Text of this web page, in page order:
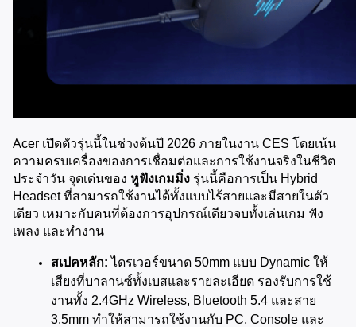
Acer เปิดตัวรุ่นนี้ในช่วงต้นปี 2026 ภายในงาน CES โดยเน้น
ความครบเครื่องของการเชื่อมต่อและการใช้งานจริงในชีวิต
ประจำวัน จุดเด่นของ หูฟังเกมมิ่ง รุ่นนี้คือการเป็น Hybrid
Headset ที่สามารถใช้งานได้ทั้งแบบไร้สายและมีสายในตัว
เดียว เหมาะกับคนที่ต้องการอุปกรณ์เดียวจบทั้งเล่นเกม ฟัง
เพลง และทำงาน
สเปคหลัก: ไดรเวอร์ขนาด 50mm แบบ Dynamic ให้
เสียงที่บาลานซ์ทั้งเบสและรายละเอียด รองรับการใช้
งานทั้ง 2.4GHz Wireless, Bluetooth 5.4 และสาย
3.5mm ทำให้สามารถใช้งานกับ PC, Console และ